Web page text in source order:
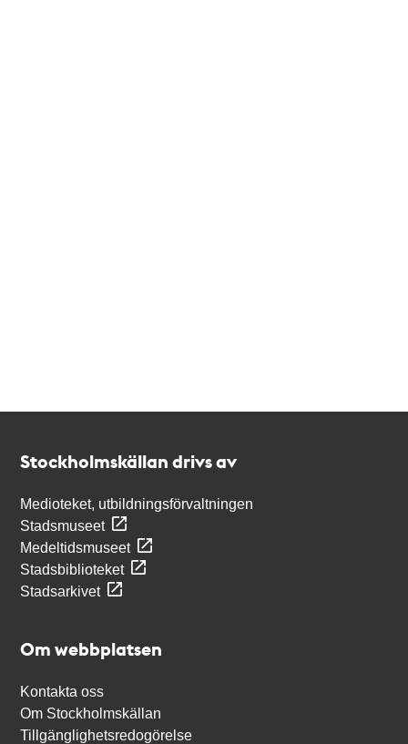
Stockholmskällan drivs av
Medioteket, utbildningsförvaltningen
Stadsmuseet
Medeltidsmuseet
Stadsbiblioteket
Stadsarkivet
Om webbplatsen
Kontakta oss
Om Stockholmskällan
Tillgänglighetsredogörelse